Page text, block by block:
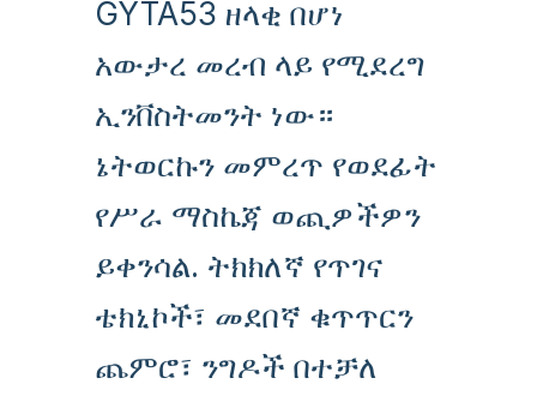
GYTA53 ዘላቂ በሆነ
አውታረ መረብ ላይ የሚደረግ
ኢንቨስትመንት ነው።
ኔትወርኩን መምረጥ የወደፊት
የሥራ ማስኬጃ ወጪዎችዎን
ይቀንሳል. ትክክለኛ የጥገና
ቴክኒኮች፣ መደበኛ ቁጥጥርን
ጨምሮ፣ ንግዶች በተቻለ